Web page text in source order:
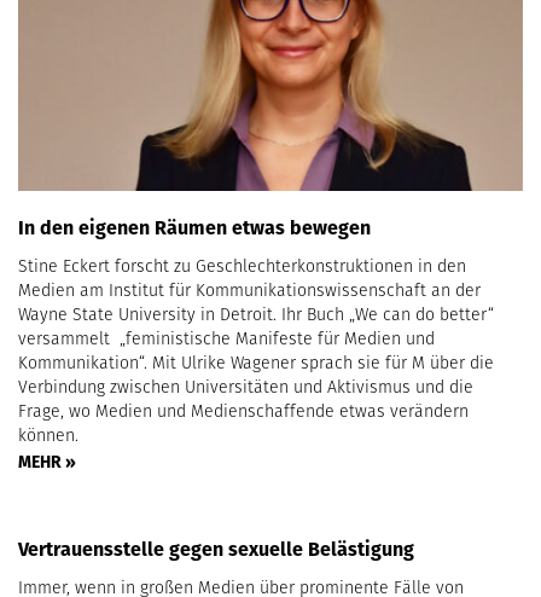
In den eigenen Räumen etwas bewegen
Stine Eckert forscht zu Geschlechterkonstruktionen in den
Medien am Institut für Kommunikationswissenschaft an der
Wayne State University in Detroit. Ihr Buch „We can do better“
versammelt „feministische Manifeste für Medien und
Kommunikation“. Mit Ulrike Wagener sprach sie für M über die
Verbindung zwischen Universitäten und Aktivismus und die
Frage, wo Medien und Medienschaffende etwas verändern
können.
MEHR »
Vertrauensstelle gegen sexuelle Belästigung
Immer, wenn in großen Medien über prominente Fälle von